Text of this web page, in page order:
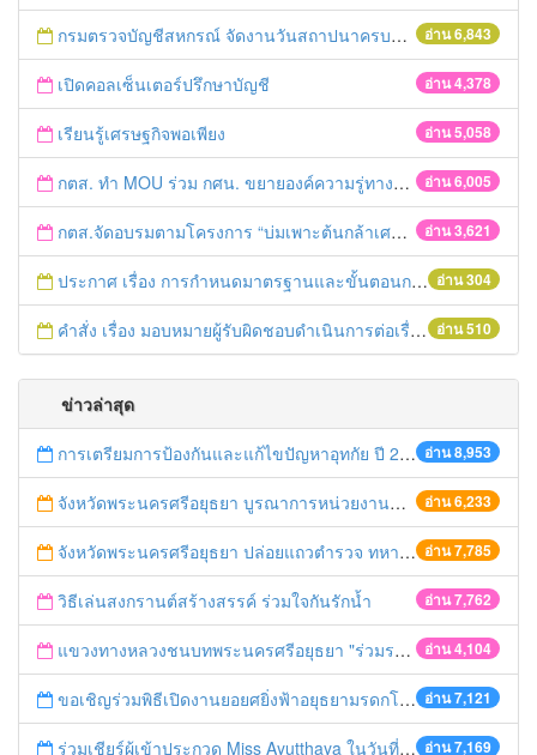
อ่าน 6,843
กรมตรวจบัญชีสหกรณ์ จัดงานวันสถาปนาครบรอบ ๖๒ ปี
อ่าน 4,378
เปิดคอลเซ็นเตอร์ปรึกษาบัญชี
อ่าน 5,058
เรียนรู้เศรษฐกิจพอเพียง
อ่าน 6,005
กตส. ทำ MOU ร่วม กศน. ขยายองค์ความรู่ทางบัญชี
อ่าน 3,621
กตส.จัดอบรมตามโครงการ “บ่มเพาะต้นกล้าเศรษฐกิจพอเพียง” ชวนเยาวชนรู้จักเก็บออม เริ่มจดบัญชีจากวันแม่สู่วันพ่อ
อ่าน 304
ประกาศ เรื่อง การกำหนดมาตรฐานและขั้นตอนการให้บริการประชาชน พ.ศ. 2556
อ่าน 510
คำสั่ง เรื่อง มอบหมายผู้รับผิดชอบดำเนินการต่อเรื่องร้องเรียน
ข่าวล่าสุด
อ่าน 8,953
การเตรียมการป้องกันและแก้ไขปัญหาอุทกัย ปี 2561
อ่าน 6,233
จังหวัดพระนครศรีอยุธยา บูรณาการหน่วยงานที่เกี่ยวข้อง ลงพื้นที่จัดระเบียบและดำเนินมาตรการตามบทลงโทษสูงสุดกับผู้ประกอบการร้านค้าที่ยังฝ่าฝืนตั้งร้านค้ารุกล้ำเขตพื้นที่ทางหลวง เตรียมความปลอดภัยก่อนเทศกาลสงกรานต์
อ่าน 7,785
จังหวัดพระนครศรีอยุธยา ปล่อยแถวตำรวจ ทหาร ฝ่ายปกครอง กว่า 100 นาย ตรวจเข้มท่ารถสาธารณะ สถานีขนส่งรถโดยสาร วินรถตู้ และสถานีรถไฟ เตรียมรับมือเทศกาลสงกรานต์
อ่าน 7,762
วิธีเล่นสงกรานต์สร้างสรรค์ ร่วมใจกันรักน้ำ
อ่าน 4,104
แขวงทางหลวงชนบทพระนครศรีอยุธยา "ร่วมรณรงค์ ขับช้า เปิดไฟหน้า คาดเข็มขัด" เทศกาลสงกรานต์ ปี 2561
อ่าน 7,121
ขอเชิญร่วมพิธีเปิดงานยอยศยิ่งฟ้าอยุธยามรดกโลก
อ่าน 7,169
ร่วมเชียร์ผู้เข้าประกวด Miss Ayutthaya ในวันที่ 15 ธันวาคม 2560